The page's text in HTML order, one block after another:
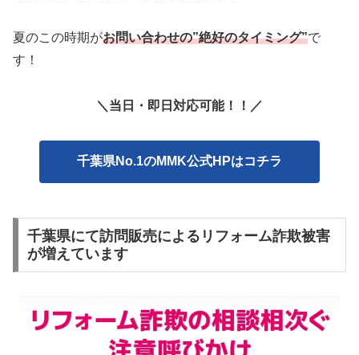
夏のこの時期がお問い合わせの”絶好のタイミング”で
す！
＼当日・即日対応可能！！／
千葉県No.1のMMK公式HPはコチラ
千葉県にて訪問販売によるリフォーム詐欺被害
が増えています